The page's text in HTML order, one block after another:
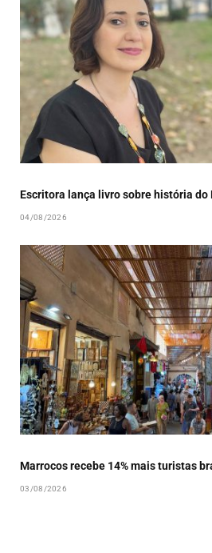
Escritora lança livro sobre história do
04/08/2026
Marrocos recebe 14% mais turistas
03/08/2026